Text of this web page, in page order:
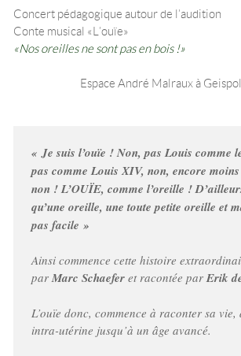
Concert pédagogique autour de l’audition
Conte musical « L’ouïe »
« Nos oreilles ne sont pas en bois ! »
Espace André Malraux à
« Je suis l’ouïe ! Non, pas Louis comme
pas comme Louis XIV, non, encore
non ! L’OUÏE, comme l’oreille !
qu’une oreille, une toute petite oreille et
pas facile »
Ainsi commence cette histoire
parMarc Schaeferet racontée parErik
L’ouïe donc, commence à raconter sa vie,
intra-utérine jusqu’à un âge avancé.